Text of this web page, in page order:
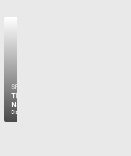
SPIELFILM
The Watch -
Nachbarn der 3. Art
Disney+